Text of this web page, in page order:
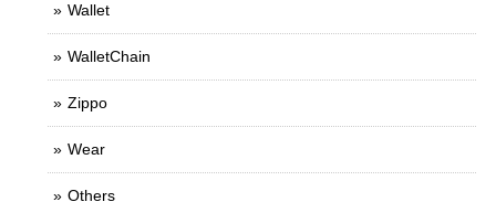
Wallet
WalletChain
Zippo
Wear
Others